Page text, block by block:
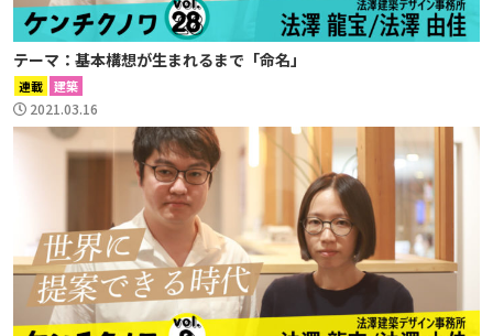
テーマ：基本構想が生まれるまで「命名」
連載 建築
2021.03.16